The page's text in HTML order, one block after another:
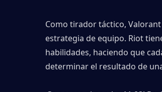
Como tirador táctico,
estrategia de equipo. Riot
habilidades, haciendo que
determinar el resultado de